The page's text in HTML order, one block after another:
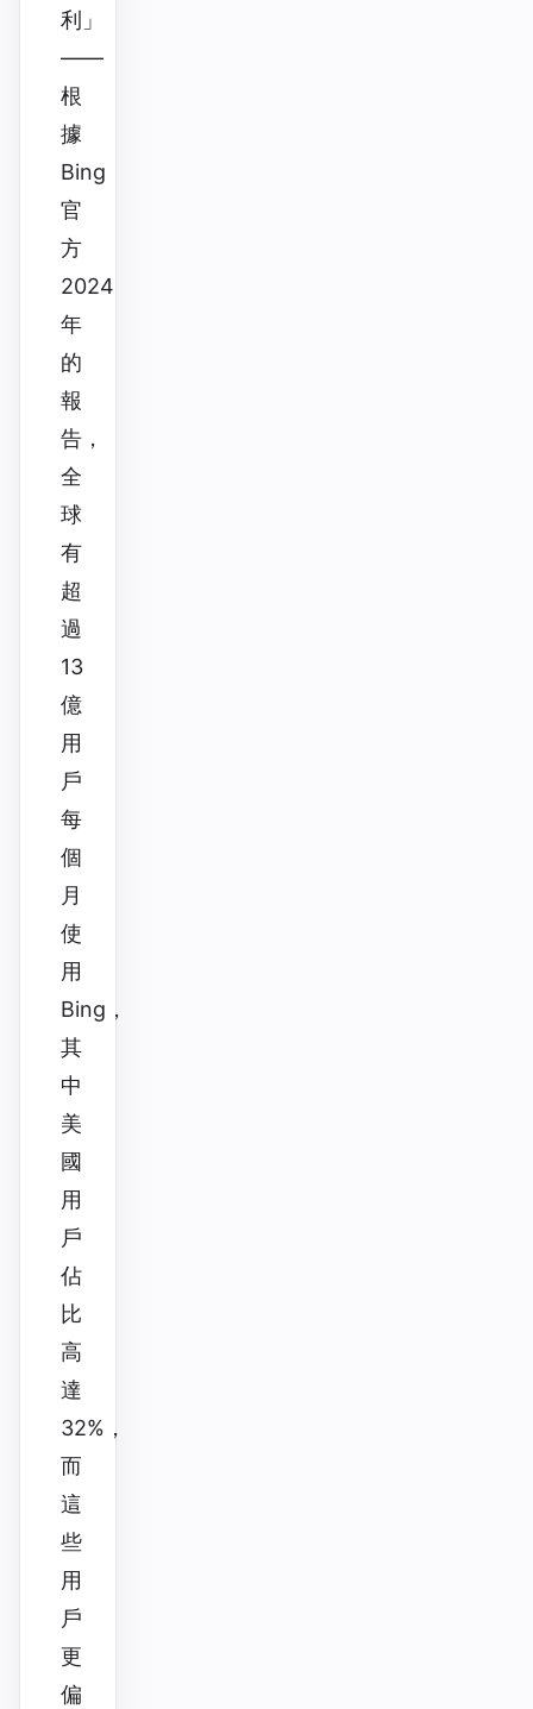
利」
——
根
據
Bing
官
方
2024
年
的
報
告，
全
球
有
超
過
13
億
用
戶
每
個
月
使
用
Bing，
其
中
美
國
用
戶
佔
比
高
達
32%，
而
這
些
用
戶
更
偏